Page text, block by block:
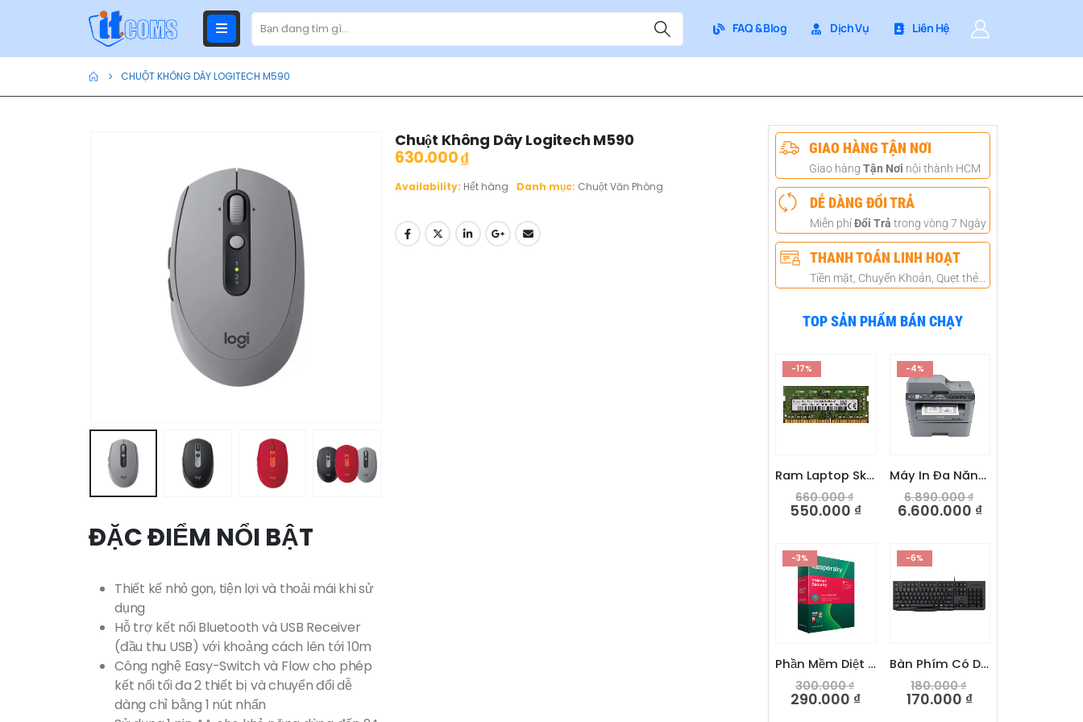
FAQ & Blog Dịch Vụ Liên Hệ
CHUỘT KHÔNG DÂY LOGITECH M590
ĐẶC ĐIỂM NỔI BẬT
Thiết kế nhỏ gọn, tiện lợi và thoải mái khi sử
dụng
Hỗ trợ kết nối Bluetooth và USB Receiver
(đầu thu USB) với khoảng cách lên tới 10m
Công nghệ Easy-Switch và Flow cho phép
kết nối tối đa 2 thiết bị và chuyển đổi dễ
dàng chỉ bằng 1 nút nhấn
Chuột Không Dây Logitech M590
630.000₫
Availability: Hết hàng Danh mục: Chuột Văn Phòng
GIAO HÀNG TẬN NƠI
Giao hàngTận Nơi nội thành HCM
DỄ DÀNG ĐỔI TRẢ
Miễn phíĐổi Trả trong vòng 7 Ngày
THANH TOÁN LINH HOẠT
Tiền mặt, Chuyển Khoản, Quẹt thẻ...
TOP SẢN PHẨM BÁN CHẠY
-17%
Ram Laptop Skhynix 8GB DDR4 2666V
660.000₫
550.000 ₫
-4%
Máy In Đa Năng Trắng Đen Brother MFC-L2701DW
6.890.000₫
6.600.000 ₫
-3%
Phần Mềm Diệt Virus Kaspersky Internet Security
300.000₫
290.000 ₫
-6%
Bàn Phím Có Dây Dareu LK185
180.000₫
170.000 ₫